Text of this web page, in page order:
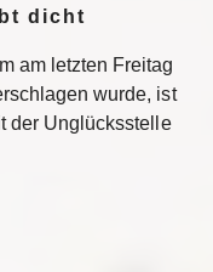
dicht
am letzten Freitag
wurde, ist
der Unglücksstelle